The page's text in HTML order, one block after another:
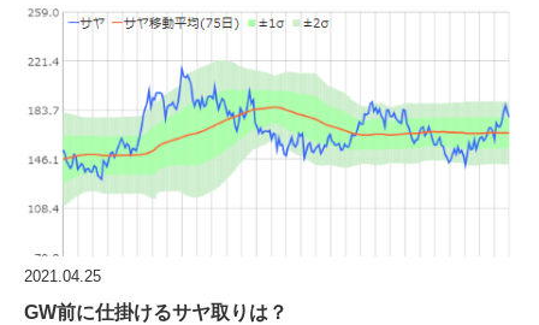
2021.04.25
GW前に仕掛けるサヤ取りは？